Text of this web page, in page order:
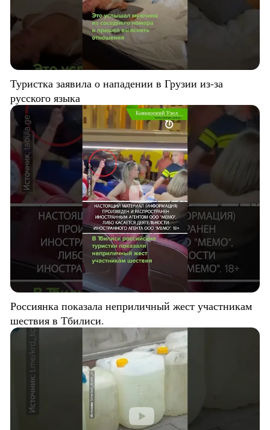
Туристка заявила о нападении в Грузии из-за
русского языка
Россиянка показала неприличный жест участникам
шествия в Тбилиси.